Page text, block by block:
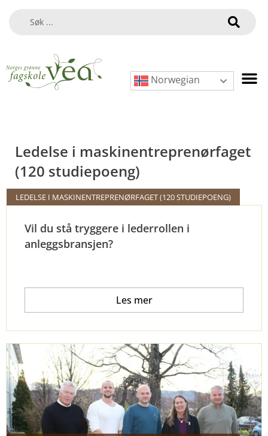
Norwegian
Ledelse i maskinentreprenørfaget
(120 studiepoeng)
LEDELSE I MASKINENTREPRENØRFAGET (120 STUDIEPOENG)
Vil du stå tryggere i lederrollen i
anleggsbransjen?
Les mer